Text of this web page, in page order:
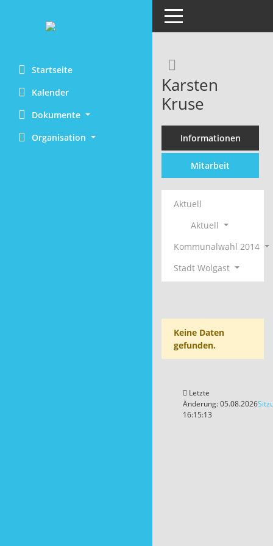
Startseite
Kalender
Dokumente
Organisation
Toggle navigation
Karsten
Kruse
Informationen
Mitarbeit
Aktuell
Aktuell
Kommunalwahl 2014
Stadt Wolgast
Keine Daten
gefunden.
Letzte
Änderung: 05.08.2026
16:15:13